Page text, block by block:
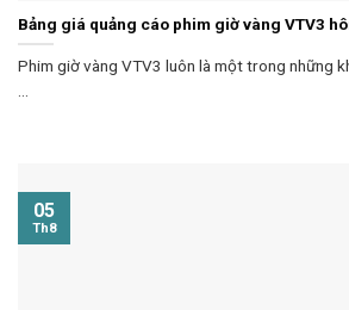
Bảng giá quảng cáo phim giờ vàng VTV3
Phim giờ vàng VTV3 luôn là một trong những
05
Th8